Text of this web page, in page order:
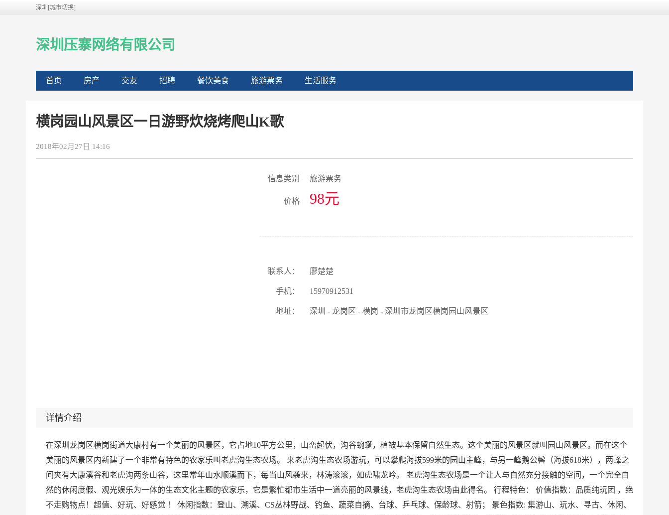
深圳[城市切换]
深圳压寨网络有限公司
首页 房产 交友 招聘 餐饮美食 旅游票务 生活服务
横岗园山风景区一日游野炊烧烤爬山K歌
2018年02月27日 14:16
信息类别 旅游票务
价格 98元
联系人： 廖楚楚
手机： 15970912531
地址： 深圳 - 龙岗区 - 横岗 - 深圳市龙岗区横岗园山风景区
详情介绍
在深圳龙岗区横岗街道大康村有一个美丽的风景区，它占地10平方公里，山峦起伏，沟谷蜿蜒，植被基本保留自然生态。这个美丽的风景区就叫园山风景区。而在这个
美丽的风景区内新建了一个非常有特色的农家乐叫老虎沟生态农场。 来老虎沟生态农场游玩，可以攀爬海拔599米的园山主峰，与另一峰鹅公髻（海拔618米），两峰之
间夹有大康溪谷和老虎沟两条山谷，这里常年山水顺溪而下，每当山风袭来，林涛滚滚，如虎啸龙吟。 老虎沟生态农场是一个让人与自然充分接触的空间，一个完全自
然的休闲度假、观光娱乐为一体的生态文化主题的农家乐，它是繁忙都市生活中一道亮丽的风景线，老虎沟生态农场由此得名。 行程特色： 价值指数：品质纯玩团 ，绝
不走购物点！超值、好玩、好感觉 ！ 休闲指数：登山、溯溪、CS丛林野战、钓鱼、蔬菜自摘、台球、乒乓球、保龄球、射箭； 景色指数: 集游山、玩水、寻古、休闲、